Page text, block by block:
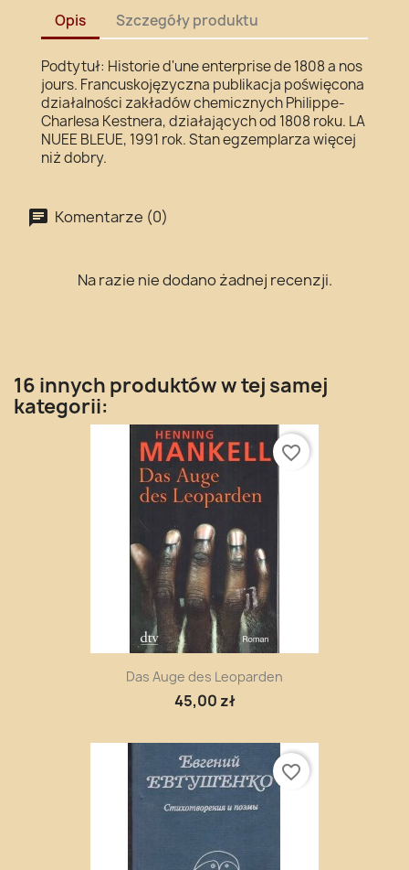
Opis Szczegóły produktu
Podtytuł: Historie d'une enterprise de 1808 a nos
jours. Francuskojęzyczna publikacja poświęcona
działalności zakładów chemicznych Philippe-
Charlesa Kestnera, działających od 1808 roku. LA
NUEE BLEUE, 1991 rok. Stan egzemplarza więcej
niż dobry.
Komentarze (0)
Na razie nie dodano żadnej recenzji.
16 innych produktów w tej samej
kategorii:
Das Auge des Leoparden
45,00 zł
favorite_border
favorite_border